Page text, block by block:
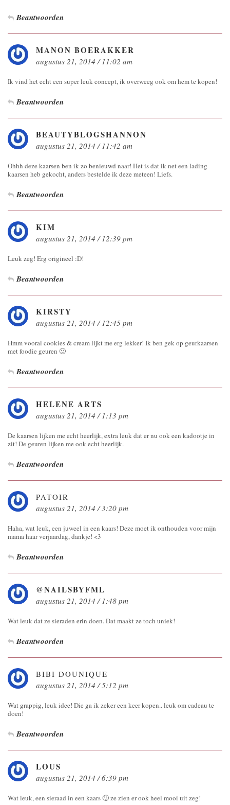
Beantwoorden
MANON BOERAKKER
augustus 21, 2014 / 11:02 am
Ik vind het echt een super leuk concept, ik overweeg ook om hem te kopen!
Beantwoorden
BEAUTYBLOGSHANNON
augustus 21, 2014 / 11:42 am
Ohhh deze kaarsen ben ik zo benieuwd naar! Het is dat ik net een lading
kaarsen heb gekocht, anders bestelde ik deze meteen! Liefs.
Beantwoorden
KIM
augustus 21, 2014 / 12:39 pm
Leuk zeg! Erg origineel :D!
Beantwoorden
KIRSTY
augustus 21, 2014 / 12:45 pm
Hmm vooral cookies & cream lijkt me erg lekker! Ik ben gek op geurkaarsen
met foodie geuren 🙂
Beantwoorden
HELENE ARTS
augustus 21, 2014 / 1:13 pm
De kaarsen lijken me echt heerlijk, extra leuk dat er nu ook een kadootje in
zit! De geuren lijken me ook echt heerlijk.
Beantwoorden
PATOIR
augustus 21, 2014 / 3:20 pm
Haha, wat leuk, een juweel in een kaars! Deze moet ik onthouden voor mijn
mama haar verjaardag, dankje! <3
Beantwoorden
@NAILSBYFML
augustus 21, 2014 / 1:48 pm
Wat leuk dat ze sieraden erin doen. Dat maakt ze toch uniek!
Beantwoorden
BIBI DOUNIQUE
augustus 21, 2014 / 5:12 pm
Wat grappig, leuk idee! Die ga ik zeker een keer kopen.. leuk om cadeau te
doen!
Beantwoorden
LOUS
augustus 21, 2014 / 6:39 pm
Wat leuk, een sieraad in een kaars 🙂 ze zien er ook heel mooi uit zeg!